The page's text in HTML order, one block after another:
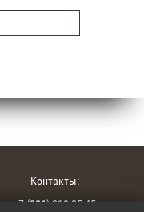
Контакты:
+7 (921) 210-25-45